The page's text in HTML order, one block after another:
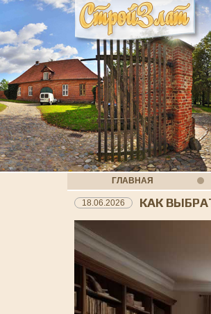
ГЛАВНАЯ
18.06.2026 КАК